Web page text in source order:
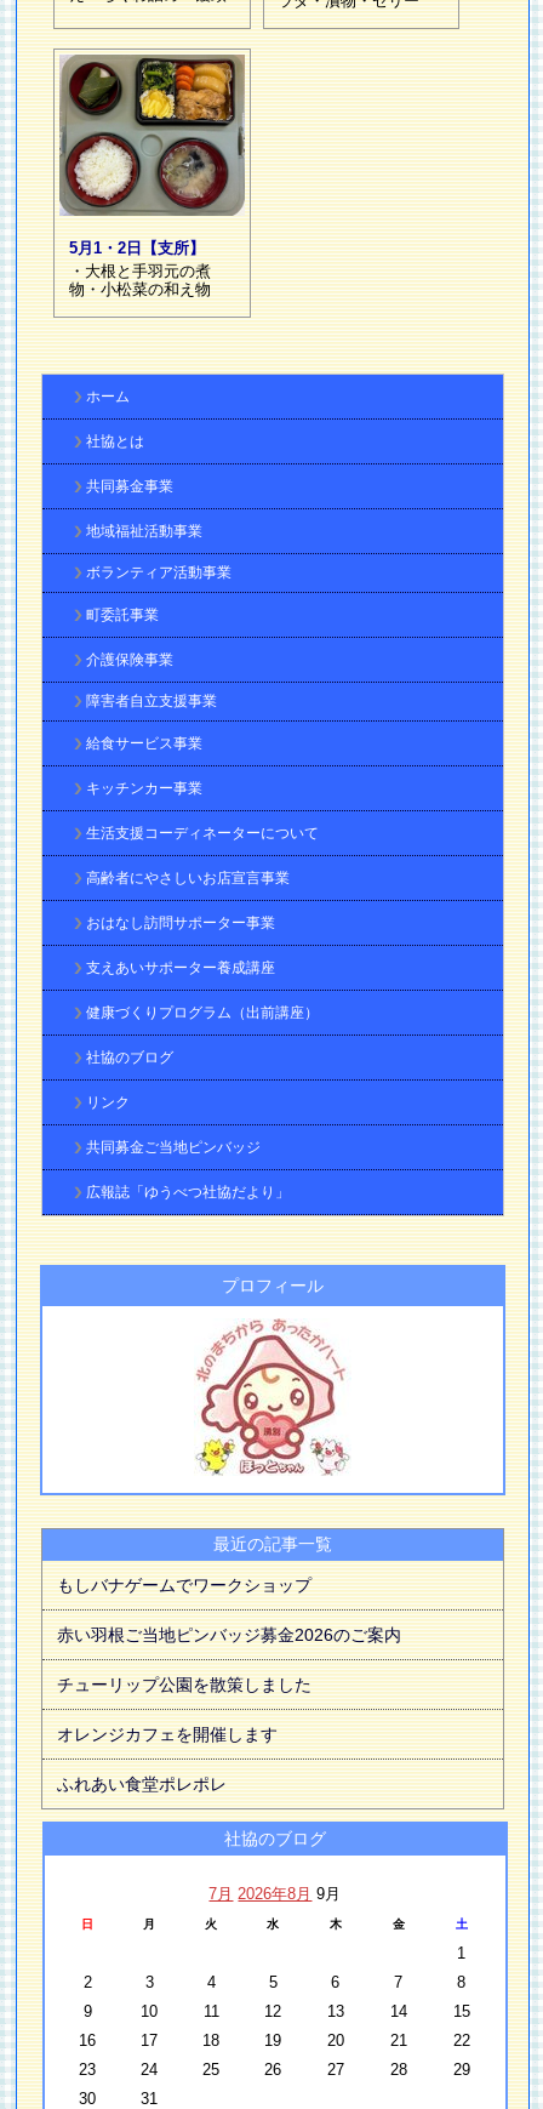
5月1・2日【支所】
・大根と手羽元の煮
物・小松菜の和え物
ホーム
社協とは
共同募金事業
地域福祉活動事業
ボランティア活動事業
町委託事業
介護保険事業
障害者自立支援事業
給食サービス事業
キッチンカー事業
生活支援コーディネーターについて
高齢者にやさしいお店宣言事業
おはなし訪問サポーター事業
支えあいサポーター養成講座
健康づくりプログラム（出前講座）
社協のブログ
リンク
共同募金ご当地ピンバッジ
広報誌「ゆうべつ社協だより」
プロフィール
最近の記事一覧
もしバナゲームでワークショップ
赤い羽根ご当地ピンバッジ募金2026のご案内
チューリップ公園を散策しました
オレンジカフェを開催します
ふれあい食堂ポレポレ
社協のブログ
7月 2026年8月 9月
日 月 火 水 木 金 土
1
2
3 4 5 6 7
8
9
10 11 12 13 14
15
16
17 18 19 20 21
22
23
24 25 26 27 28
29
30
31